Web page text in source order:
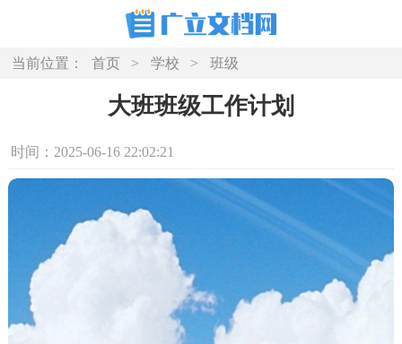
当前位置： 首页 > 学校 > 班级
大班班级工作计划
时间：2025-06-16 22:02:21